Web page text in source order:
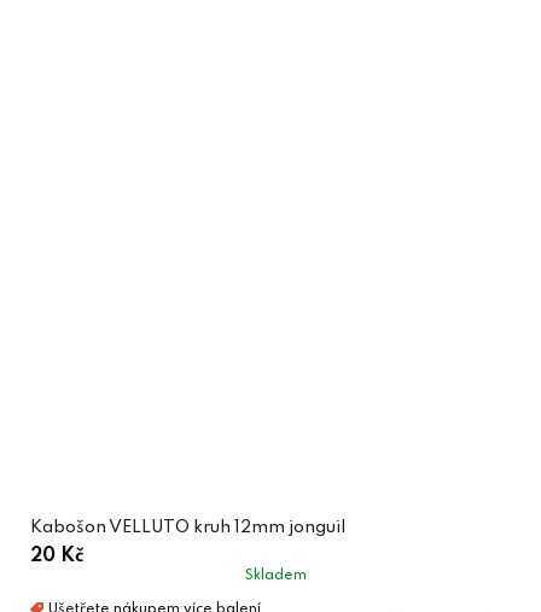
Kabošon VELLUTO kruh 12mm jonguil
20 Kč
Skladem